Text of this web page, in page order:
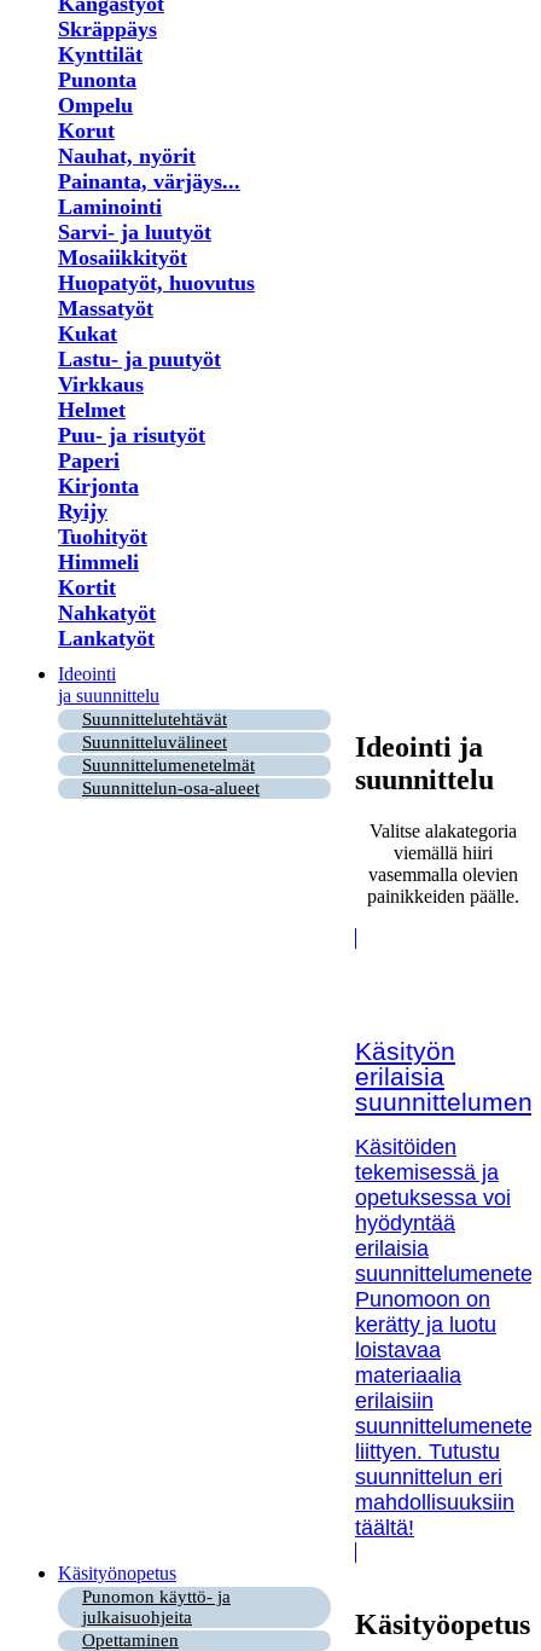
Skräppäys
Kynttilät
Punonta
Ompelu
Korut
Nauhat, nyörit
Painanta, värjäys...
Laminointi
Sarvi- ja luutyöt
Mosaiikkityöt
Huopatyöt, huovutus
Massatyöt
Kukat
Lastu- ja puutyöt
Virkkaus
Helmet
Puu- ja risutyöt
Paperi
Kirjonta
Ryijy
Tuohityöt
Himmeli
Kortit
Nahkatyöt
Lankatyöt
Ideointi
ja suunnittelu
Suunnittelutehtävät
Suunnitteluvälineet
Suunnittelumenetelmät
Suunnittelun-osa-alueet
Ideointi ja
suunnittelu
Valitse alakategoria
viemällä hiiri
vasemmalla olevien
painikkeiden päälle.
Käsityön
erilaisia
Käsitöiden
tekemisessä ja
opetuksessa voi
hyödyntää
erilaisia
Punomoon on
kerätty ja luotu
loistavaa
materiaalia
erilaisiin
liittyen. Tutustu
suunnittelun eri
mahdollisuuksiin
täältä!
Käsityönopetus
Punomon käyttö- ja
julkaisuohjeita
Opettaminen
Käsityöopetus